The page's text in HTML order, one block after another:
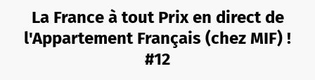
La France à tout Prix en direct de
l'Appartement Français (chez MIF) !
#12